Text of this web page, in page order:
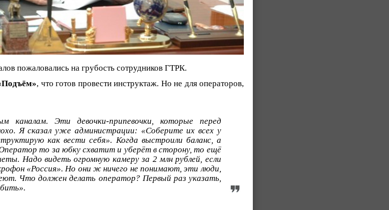
пожаловались на грубость сотрудников ГТРК.
, что готов провести инструктаж. Но не для операторов,
каналам. Эти девочки-припевочки, которые перед
Я сказал уже администрации: «Соберите их всех у
как вести себя». Когда выстроили баланс, а
то за юбку схватит и уберёт в сторону, то ещё
Надо видеть огромную камеру за 2 млн рублей, если
«Россия». Но они ж ничего не понимают, эти люди,
Что должен делать оператор? Первый раз указать,